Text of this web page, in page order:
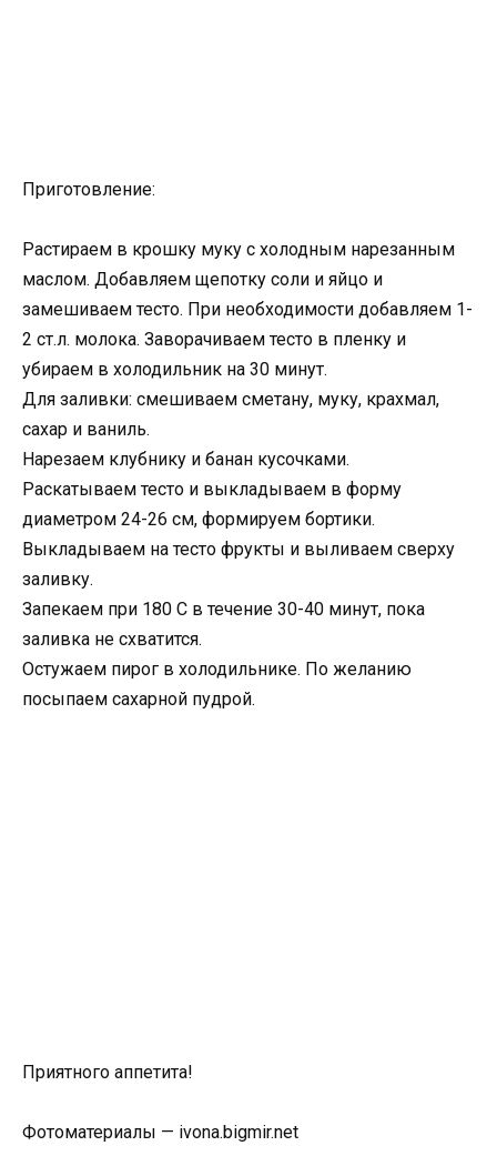
Приготовление:
Растираем в крошку муку с холодным нарезанным
маслом. Добавляем щепотку соли и яйцо и
замешиваем тесто. При необходимости добавляем 1-
2 ст.л. молока. Заворачиваем тесто в пленку и
убираем в холодильник на 30 минут.
Для заливки: смешиваем сметану, муку, крахмал,
сахар и ваниль.
Нарезаем клубнику и банан кусочками.
Раскатываем тесто и выкладываем в форму
диаметром 24-26 см, формируем бортики.
Выкладываем на тесто фрукты и выливаем сверху
заливку.
Запекаем при 180 С в течение 30-40 минут, пока
заливка не схватится.
Остужаем пирог в холодильнике. По желанию
посыпаем сахарной пудрой.
Приятного аппетита!
Фотоматериалы — ivona.bigmir.net